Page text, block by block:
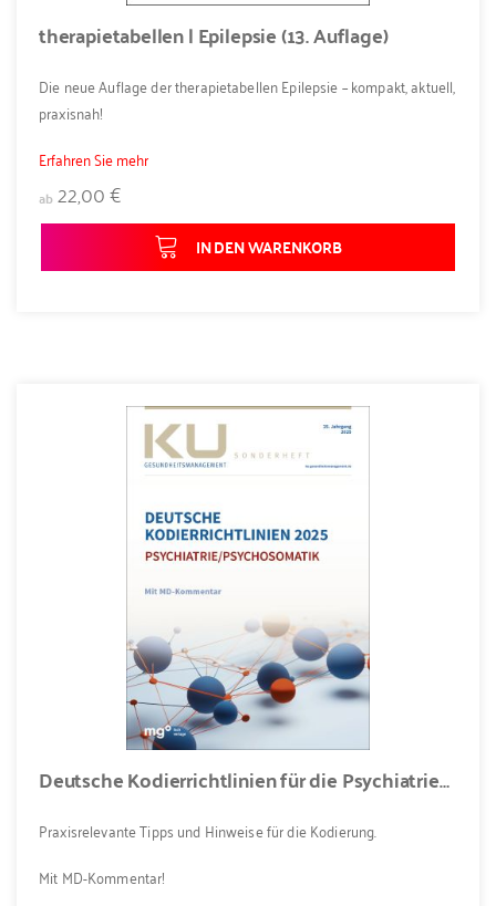
therapietabellen | Epilepsie (13. Auflage)
Die neue Auflage der therapietabellen Epilepsie – kompakt, aktuell,
praxisnah!
Erfahren Sie mehr
ab22,00 €
IN DEN WARENKORB
Deutsche Kodierrichtlinien für die Psychiatrie/Psychosomatik 2025
Praxisrelevante Tipps und Hinweise für die Kodierung.
Mit MD-Kommentar!